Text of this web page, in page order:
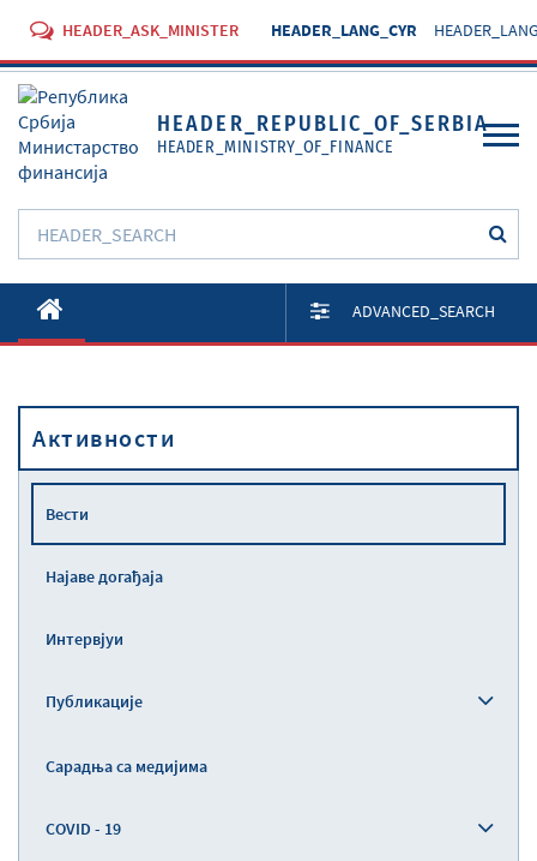
HEADER_ASK_MINISTER HEADER_LANG_CYR
HEADER_REPUBLIC_OF_SERBIA
HEADER_MINISTRY_OF_FINANCE
O Министарству
Активности
Прописи
Услуге
ADVANCED_SEARCH
Активности
Вести
Најаве догађаја
Интервјуи
Публикације
Сарадња са медијима
COVID - 19